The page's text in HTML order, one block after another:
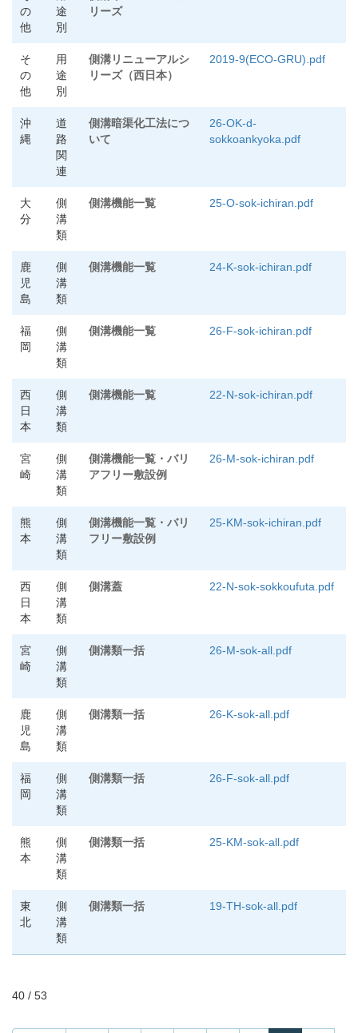
の
他
途
別
リーズ
そ
の
他
用
途
別
側溝リニューアルシ
リーズ（西日本）
2019-9(ECO-GRU).pdf
沖
縄
道
路
関
連
側溝暗渠化工法につ
いて
26-OK-d-
sokkoankyoka.pdf
大
分
側
溝
類
側溝機能一覧 25-O-sok-ichiran.pdf
鹿
児
島
側
溝
類
側溝機能一覧 24-K-sok-ichiran.pdf
福
岡
側
溝
類
側溝機能一覧 26-F-sok-ichiran.pdf
西
日
本
側
溝
類
側溝機能一覧 22-N-sok-ichiran.pdf
宮
崎
側
溝
類
側溝機能一覧・バリ
アフリー敷設例
26-M-sok-ichiran.pdf
熊
本
側
溝
類
側溝機能一覧・バリ
フリー敷設例
25-KM-sok-ichiran.pdf
西
日
本
側
溝
類
側溝蓋 22-N-sok-sokkoufuta.pdf
宮
崎
側
溝
類
側溝類一括 26-M-sok-all.pdf
鹿
児
島
側
溝
類
側溝類一括 26-K-sok-all.pdf
福
岡
側
溝
類
側溝類一括 26-F-sok-all.pdf
熊
本
側
溝
類
側溝類一括 25-KM-sok-all.pdf
東
北
側
溝
類
側溝類一括 19-TH-sok-all.pdf
40 / 53